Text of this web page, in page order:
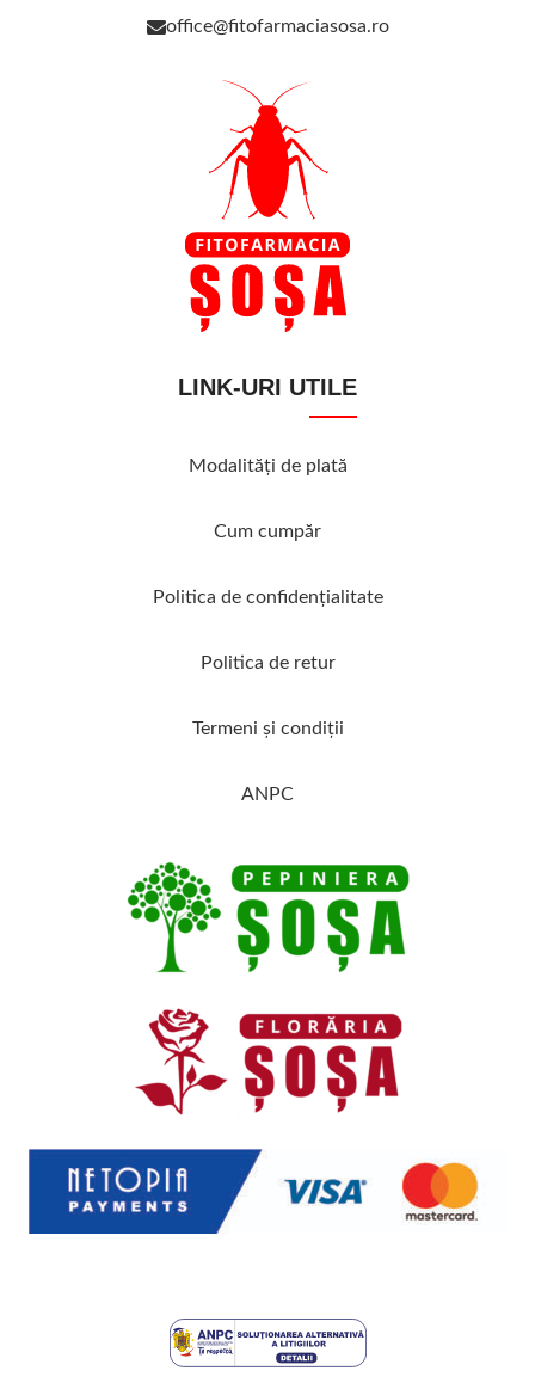
office@fitofarmaciasosa.ro
LINK-URI UTILE
Modalităţi de plată
Cum cumpăr
Politica de confidenţialitate
Politica de retur
Termeni şi condiţii
ANPC